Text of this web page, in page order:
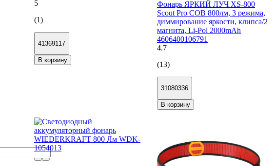
5
(1)
41369117
В корзину
Фонарь ЯРКИЙ ЛУЧ XS-800
Scout Pro COB 800лм, 3 режима,
диммирование яркости, клипса/2
магнита, Li-Pol 2000mAh
4606400106791
4.7
(13)
31080336
В корзину